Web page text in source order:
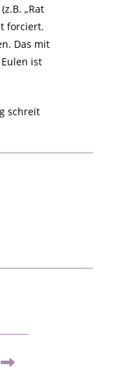
„Rat
forciert.
Das mit
ist
schreit